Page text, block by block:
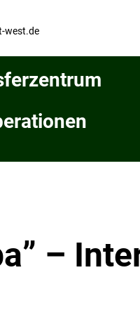
west.de
–